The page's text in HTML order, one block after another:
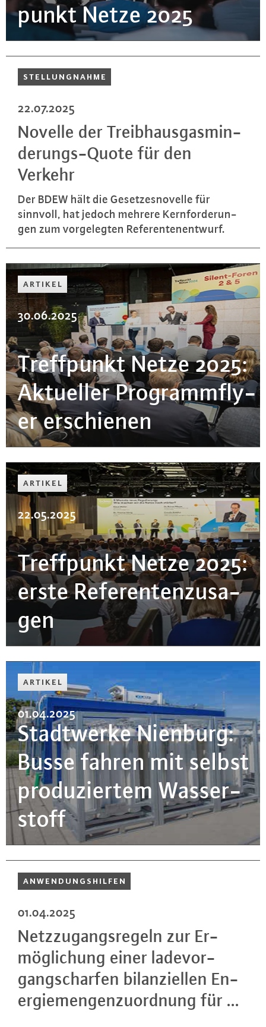
punkt Netze 2025
STEL­LUNG­NAH­ME
22.07.2025
Novelle der Treib­haus­gas­min­
de­rungs-Quo­te für den
Verkehr
Der BDEW hält die Ge­set­zes­no­vel­le für
sinnvoll, hat jedoch mehrere Kern­for­de­run­
gen zum vor­ge­leg­ten Re­fe­ren­ten­ent­wurf.
ARTIKEL
30.06.2025
Treff­punkt Netze 2025:
Aktueller Pro­gramm­fly­
er er­schie­nen
ARTIKEL
22.05.2025
Treff­punkt Netze 2025:
erste Re­fe­ren­ten­zu­sa­
gen
ARTIKEL
01.04.2025
Stadt­wer­ke Nienburg:
Busse fahren mit selbst
pro­du­zier­tem Was­ser­
stoff
AN­WEN­DUNGS­HIL­FEN
01.04.2025
Netz­zu­gangs­re­geln zur Er­
mög­li­chung einer la­de­vor­
gang­s­char­fen bi­lan­zi­el­len En­
er­gie­men­gen­zu­ord­nung für ...